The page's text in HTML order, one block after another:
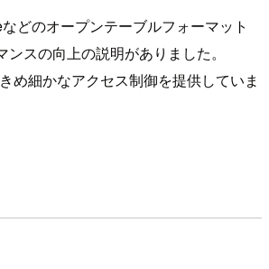
どのオープンテーブルフォーマット
スの向上の説明がありました。
め細かなアクセス制御を提供していま